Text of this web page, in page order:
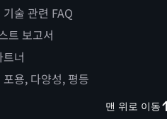
기술 관련 FAQ
트 보고서
너
용, 다양성, 평등
맨 위로 이동